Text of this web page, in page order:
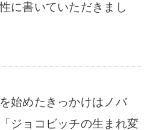
に書いていただきまし
始めたきっかけはノバ
ジョコビッチの生まれ変